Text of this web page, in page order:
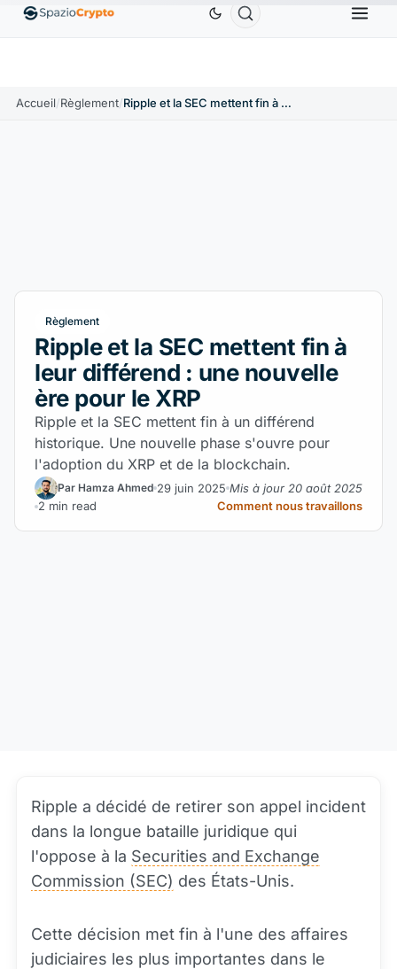
EthereumETH1 880,58 $US TetherUSDT ↑0.00%
Accueil/Règlement/ Ripple et la SEC mettent fin à leur différend : une nouvelle ère pour le XRP
Règlement
Ripple et la SEC mettent fin à
leur différend : une nouvelle
ère pour le XRP
Ripple et la SEC mettent fin à un différend
historique. Une nouvelle phase s'ouvre pour
l'adoption du XRP et de la blockchain.
Par Hamza Ahmed 29 juin 2025 Mis à jour 20 août 2025
2 min read
Comment nous travaillons
Ripple a décidé de retirer son appel incident
dans la longue bataille juridique qui
l'oppose à la Securities and Exchange
Commission (SEC) des États-Unis.
Cette décision met fin à l'une des affaires
judiciaires les plus importantes dans le